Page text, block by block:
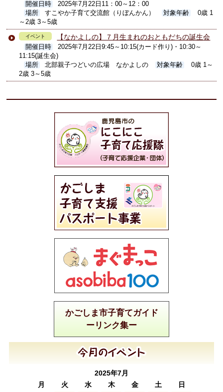
開催日時
2025年7月22日11：00～12：00
場所
すこやか子育て交流館（りぼんかん） 対象年齢
0歳 1
～2歳 3～5歳
イベント 【なかよしの】７月生まれのおともだちの誕生会
開催日時
2025年7月22日9:45～10:15(カード作り)・10:30～
11:15(誕生会)
場所
北部親子つどいの広場 なかよしの 対象年齢
0歳 1～
2歳 3～5歳
かごしま市子育てガイド
ーリンク集ー
2025年7月
月
火 水 木 金 土
日